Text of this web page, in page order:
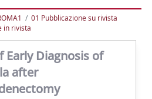
01 Pubblicazione su rivista
in rivista
Early Diagnosis of
after